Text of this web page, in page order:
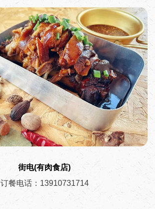
街电(有肉食店)
订餐电话：13910731714